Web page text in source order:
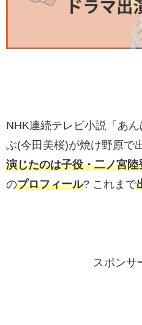
NHK連続テレビ小説「あ
ぶ(今田美桜)が焼け野原で
演じたのは子役・二ノ宮陸
のプロフィール? これまで
スポンサ